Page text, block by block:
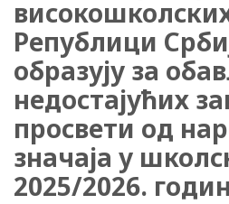
Републици
образују за
недостајућих
просвети од
значаја у
2025/2026.